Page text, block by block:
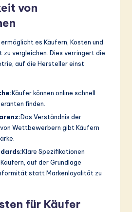
von
es Käufern, Kosten und
zu vergleichen. Dies verringert die
auf die Hersteller einst
Käufer können online schnell
finden.
Das Verständnis der
Wettbewerbern gibt Käufern
Klare Spezifikationen
auf der Grundlage
statt Markenloyalität zu
für Käufer